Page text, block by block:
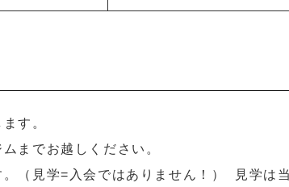
ます。
ムまでお越しください。
（見学=入会ではありません！） 見学は